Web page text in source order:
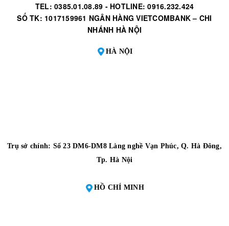
TEL: 0385.01.08.89 - HOTLINE: 0916.232.424
SỐ TK: 1017159961 NGÂN HÀNG VIETCOMBANK – CHI
NHÁNH HÀ NỘI
HÀ NỘI
Trụ sở chính: Số 23 DM6-DM8 Làng nghề Vạn Phúc, Q. Hà Đông,
Tp. Hà Nội
HỒ CHÍ MINH